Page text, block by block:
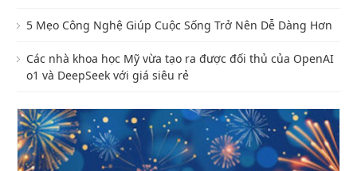
5 Mẹo Công Nghệ Giúp Cuộc Sống Trở Nên Dễ Dàng Hơn
Các nhà khoa học Mỹ vừa tạo ra được đối thủ của OpenAI
o1 và DeepSeek với giá siêu rẻ